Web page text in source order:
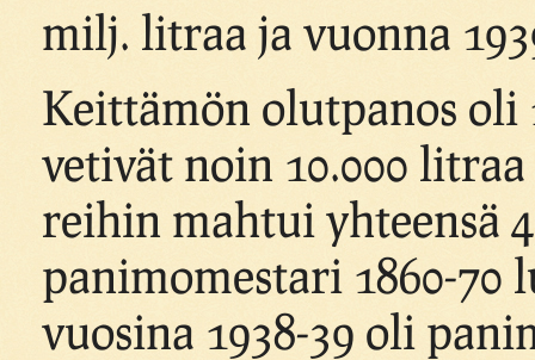
milj. litraa ja vuonna
Keittämön olutpanos oli
vetivät noin 10.000
reihin mahtui yhteensä
panimomestari 1860-70
vuosina 1938-39 oli